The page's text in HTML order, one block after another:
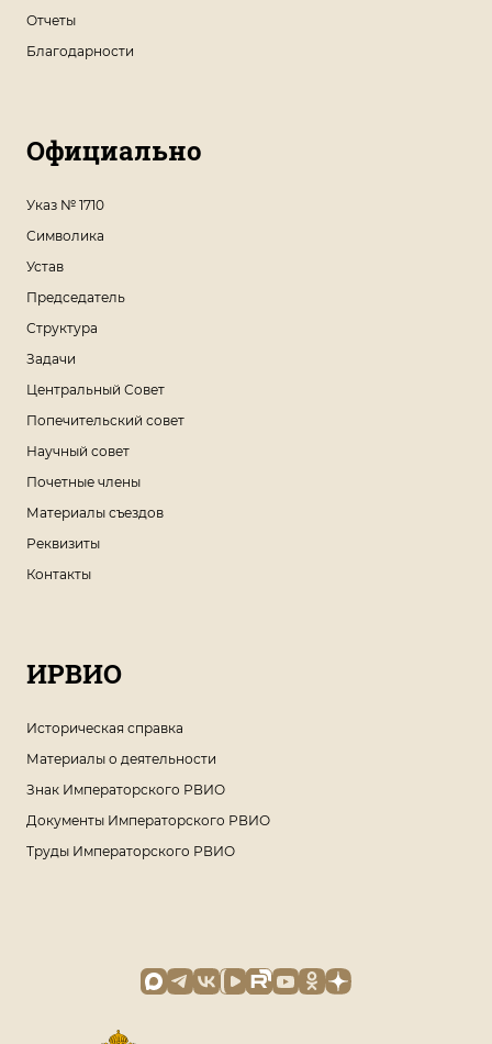
Отчеты
Благодарности
Официально
Указ № 1710
Символика
Устав
Председатель
Структура
Задачи
Центральный Совет
Попечительский совет
Научный совет
Почетные члены
Материалы съездов
Реквизиты
Контакты
ИРВИО
Историческая справка
Материалы о деятельности
Знак Императорского РВИО
Документы Императорского РВИО
Труды Императорского РВИО